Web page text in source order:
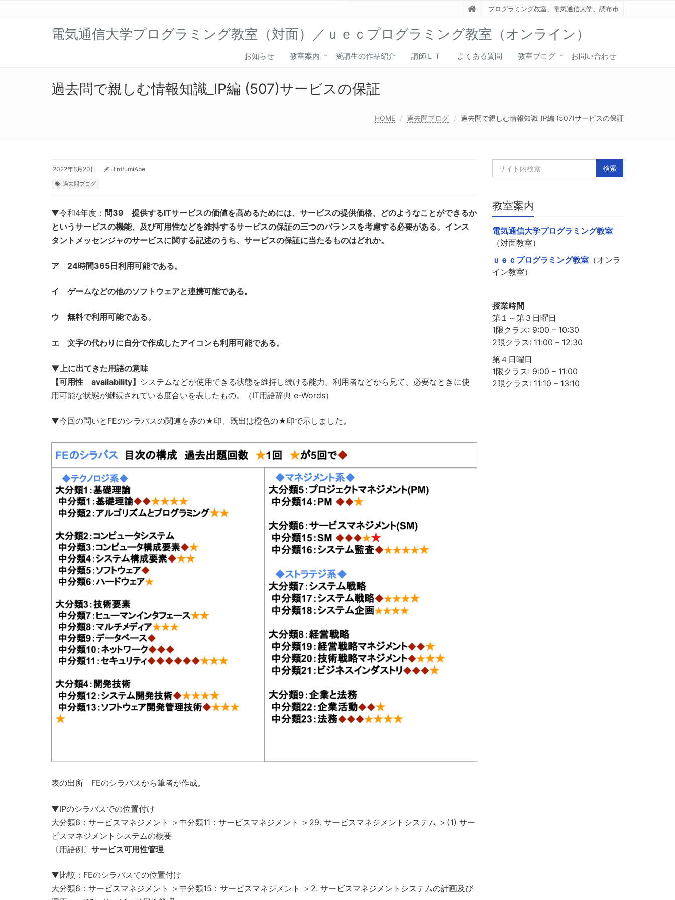
プログラミング教室、電気通信大学、調布市
電気通信大学プログラミング教室（対面）／ｕｅｃプログラミング教室（オンライン）
お知らせ 教室案内 受講生の作品紹介 講師ＬＴ よくある質問 教室ブログ お問い合わせ
過去問で親しむ情報知識_IP編 (507)サービスの保証
HOME 過去問ブログ 過去問で親しむ情報知識_IP編 (507)サービスの保証
2022年8月20日 HirofumiAbe
過去問ブログ
▼令和4年度： 問39 提供するITサービスの価値を高めるためには、サービスの提供価格、どのようなことができるか
というサービスの機能、及び可用性などを維持するサービスの保証の三つのバランスを考慮する必要がある。インス
タントメッセンジャのサービスに関する記述のうち、サービスの保証に当たるものはどれか。
ア 24時間365日利用可能である。
イ ゲームなどの他のソフトウェアと連携可能である。
ウ 無料で利用可能である。
エ 文字の代わりに自分で作成したアイコンも利用可能である。
▼上に出てきた用語の意味
【可用性 availability】 システムなどが使用できる状態を維持し続ける能力。利用者などから見て、必要なときに使
用可能な状態が継続されている度合いを表したもの。（IT用語辞典 e-Words）
▼今回の問いとFEのシラバスの関連を赤の★印、既出は橙色の★印で示しました。
表の出所 FEのシラバスから筆者が作成。
▼IPのシラバスでの位置付け
大分類6：サービスマネジメント ＞中分類11：サービスマネジメント ＞29. サービスマネジメントシステム ＞(1) サー
ビスマネジメントシステムの概要
〔用語例〕 サービス可用性管理
▼比較：FEのシラバスでの位置付け
大分類6：サービスマネジメント ＞中分類15：サービスマネジメント ＞2. サービスマネジメントシステムの計画及び
教室案内
電気通信大学プログラミング教室
（対面教室）
ｕｅｃプログラミング教室（オンラ
イン教室）
授業時間
第１～第３日曜日
1限クラス: 9:00 – 10:30
2限クラス: 11:00 – 12:30
第４日曜日
1限クラス: 9:00 – 11:00
2限クラス: 11:10 – 13:10